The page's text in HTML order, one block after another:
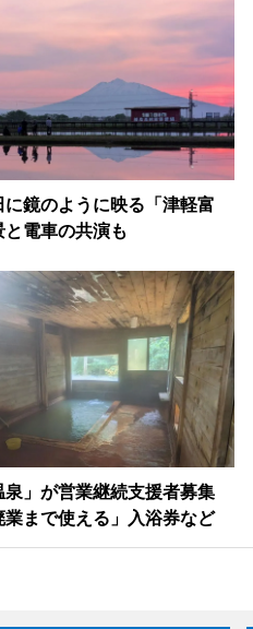
鏡のように映る「津軽富
電車の共演も
泉」が営業継続支援者募集
まで使える」入浴券など